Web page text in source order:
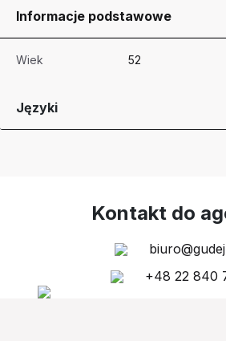
Informacje podstawowe
Wiek 52
Języki
Kontakt do
+48 22 840